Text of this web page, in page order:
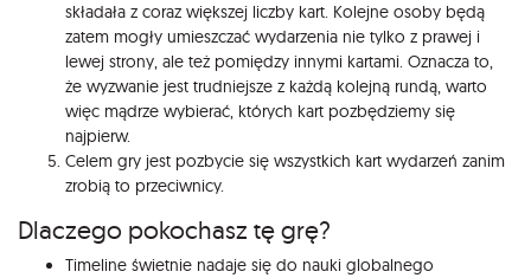
składała z coraz większej liczby kart. Kolejne osoby będą
zatem mogły umieszczać wydarzenia nie tylko z prawej i
lewej strony, ale też pomiędzy innymi kartami. Oznacza to,
że wyzwanie jest trudniejsze z każdą kolejną rundą, warto
więc mądrze wybierać, których kart pozbędziemy się
najpierw.
Celem gry jest pozbycie się wszystkich kart wydarzeń zanim
zrobią to przeciwnicy.
Dlaczego pokochasz tę grę?
Timeline świetnie nadaje się do nauki globalnego